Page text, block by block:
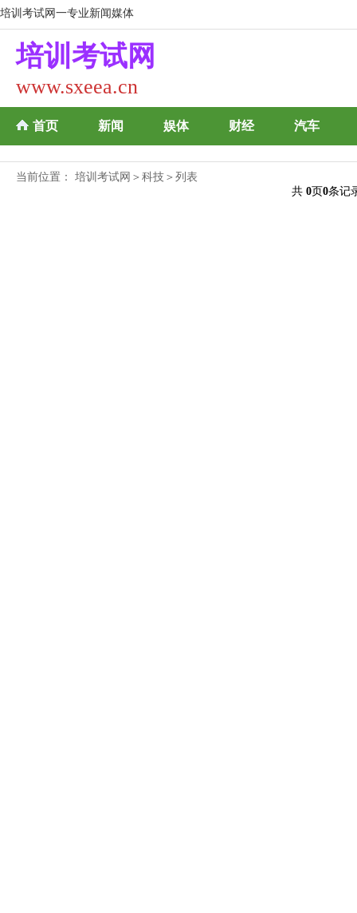
培训考试网一专业新闻媒体
培训考试网
www.sxeea.cn
首页 新闻 娱体 财经 汽车
当前位置： 培训考试网 ＞ 科技 ＞列表
共 0页0条记